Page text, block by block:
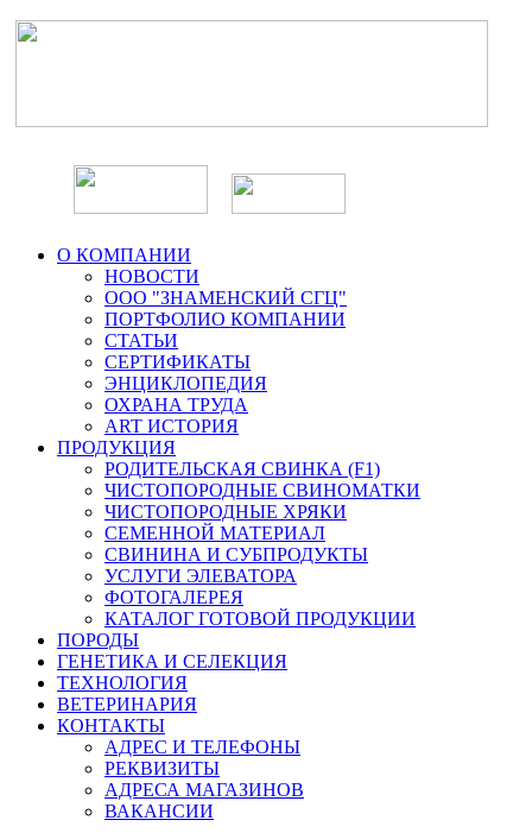
О КОМПАНИИ
НОВОСТИ
ООО "ЗНАМЕНСКИЙ СГЦ"
ПОРТФОЛИО КОМПАНИИ
СТАТЬИ
СЕРТИФИКАТЫ
ЭНЦИКЛОПЕДИЯ
ОХРАНА ТРУДА
ART ИСТОРИЯ
ПРОДУКЦИЯ
РОДИТЕЛЬСКАЯ СВИНКА (F1)
ЧИСТОПОРОДНЫЕ СВИНОМАТКИ
ЧИСТОПОРОДНЫЕ ХРЯКИ
СЕМЕННОЙ МАТЕРИАЛ
СВИНИНА И СУБПРОДУКТЫ
УСЛУГИ ЭЛЕВАТОРА
ФОТОГАЛЕРЕЯ
КАТАЛОГ ГОТОВОЙ ПРОДУКЦИИ
ПОРОДЫ
ГЕНЕТИКА И СЕЛЕКЦИЯ
ТЕХНОЛОГИЯ
ВЕТЕРИНАРИЯ
КОНТАКТЫ
АДРЕС И ТЕЛЕФОНЫ
РЕКВИЗИТЫ
АДРЕСА МАГАЗИНОВ
ВАКАНСИИ